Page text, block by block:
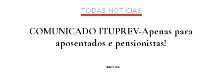
TODAS NOTÍCIAS
COMUNICADO ITUPREV-Apenas para
aposentados e pensionistas!